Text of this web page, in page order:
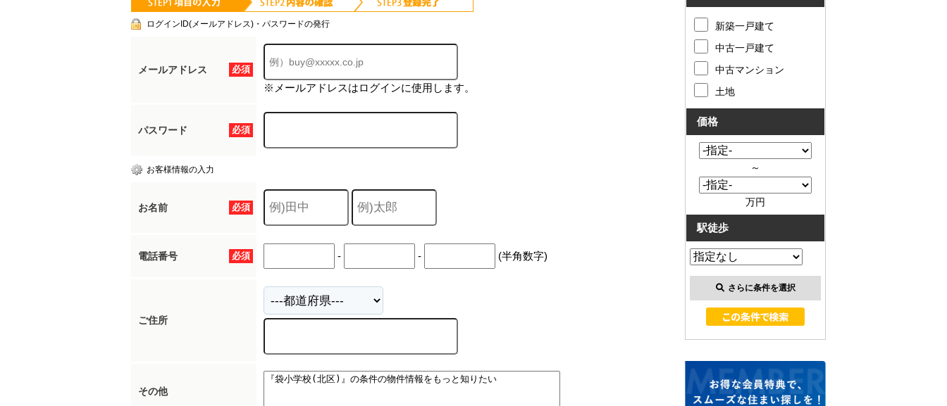
ログインID(メールアドレス)・パスワードの発行
必須
メールアドレス
※メールアドレスはログインに使用します。
必須
パスワード
お客様情報の入力
必須
お名前
必須
電話番号 - - (半角数字)
ご住所
その他
新築一戸建て
中古一戸建て
中古マンション
土地
価格
～
万円
駅徒歩
さらに条件を選択